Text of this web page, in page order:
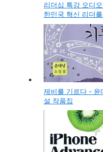
리더십 특강 오디
한민국 혁신 리더
제비를 기르다 - 윤
설 작품집